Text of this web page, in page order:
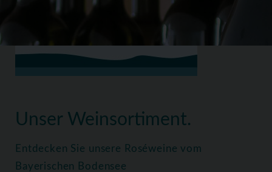
Unser Weinsortiment.
Entdecken Sie unsere Roséweine vom
Bayerischen Bodensee